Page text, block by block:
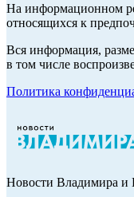
На информационном
относящихся к
Вся информация,
в том числе
Политика
Новости Владимира и